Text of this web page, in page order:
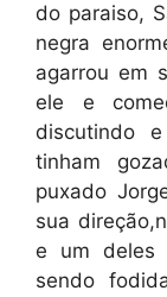
do paraiso,
negra
agarrou em
ele e
discutindo
tinham
puxado
sua
e um deles
sendo